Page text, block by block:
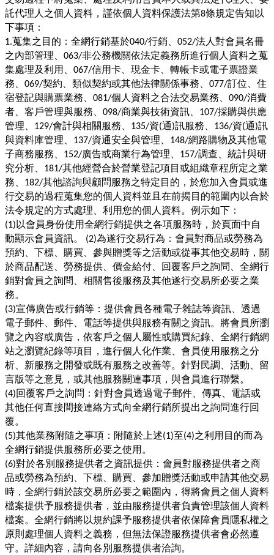
託代理人之個人資料，謹依個人資料保護法第8條規定告知以
下事項：
1.蒐集之目的：全網行銷基於040/行銷、 052/法人對會員名冊
之內部管理、
063/非公務機關依法定義務所進行個人資料之蒐
集處理及利用、
067/信用卡、現金卡、轉帳卡或電子票證業
務、
069/契約、類似契約或其他法律關係事務、 077/訂位、住
宿登記與購票業務、
081/個人資料之合法交易業務、 090/消費
者、客戶管理與服務、
098/商業與技術資訊、 107/採購與供應
管理、
129/會計與相關服務、 135/資(通)訊服務、 136/資(通)訊
與資料庫管理、
137/資通安全與管理、 148/網路購物及其他電
子商務服務、
152/廣告或商業行為管理、 157/調查、統計與研
究分析、
181/其他經營合於營業登記項目或組織章程所定之業
務、
182/其他諮詢與顧問服務之特定目的，於您加入會員或進
行交易的過程蒐集您的個人資料並且在前揭目的範圍內以合於
法令規定的方式處理、利用您的個人資料。例示如下：
(1)以會員身份使用全網行銷提供之各項服務時，於頁面中自
動顯示會員資訊。
(2)為遂行交易行為：會員對商品或勞務為
預約、下標、購買、參與贈獎等之活動或從事其他交易時，關
於商品配送、勞務提供、價金給付、回覆客戶之詢問、全網行
銷對會員之詢問、相關售後服務及其他遂行交易所必要之業
務。
(3)宣傳廣告或行銷等：提供會員各種電子雜誌等資訊、透過
電子郵件、郵件、電話等提供與服務有關之資訊。將會員所瀏
覽之內容或廣告，依客戶之個人屬性或購買紀錄、全網行銷網
站之瀏覽紀錄等項目，進行個人化作業、會員使用服務之分
析、新服務之開發或既有服務之改善等。針對民調、活動、留
言版等之意見，或其他服務關連事項，與會員進行聯繫。
(4)回覆客戶之詢問：針對會員透過電子郵件、傳真、電話或
其他任何直接間接連絡方式向全網行銷所提出之詢問進行回
覆。
(5)其他業務附隨之事項：附隨於上述(1)至(4)之利用目的而為
全網行銷提供服務所必要之使用。
(6)對於各別服務提供者之資訊提供：會員對服務提供者之商
品或勞務為預約、下標、購買、參加贈獎活動或申請其他交易
時，全網行銷於該交易所必要之範圍內，得將會員之個人資料
檔案提供予服務提供者，並由服務提供者負責管理該個人資料
檔案。全網行銷將以規約課予服務提供者依保障會員隱私權之
原則處理個人資料之義務，但無法保證服務提供者會必然遵
守。詳細內容，請向各別服務提供者洽詢。